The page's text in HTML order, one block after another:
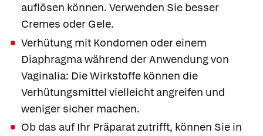
auflösen können. Verwenden Sie besser
Cremes oder Gele.
Verhütung mit Kondomen oder einem
Diaphragma während der Anwendung von
Vaginalia: Die Wirkstoffe können die
Verhütungsmittel vielleicht angreifen und
weniger sicher machen.
Ob das auf Ihr Präparat zutrifft, können Sie in